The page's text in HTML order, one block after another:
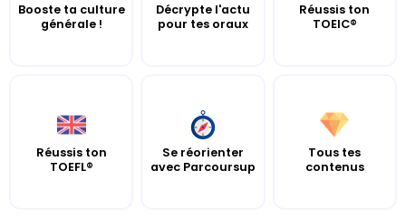
Booste ta culture
générale !
Décrypte l'actu
pour tes oraux
Réussis ton
TOEIC®
Réussis ton
TOEFL®
Se réorienter
avec Parcoursup
Tous tes
contenus